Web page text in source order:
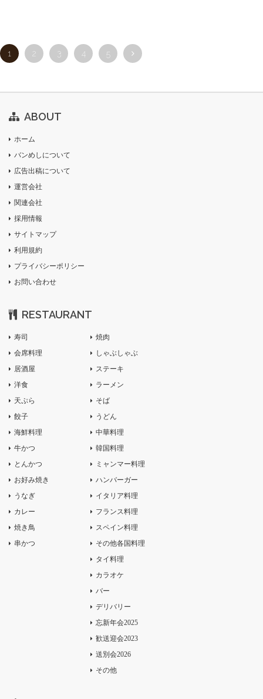
1 2 3 4 5
ABOUT
ホーム
バンめしについて
広告出稿について
運営会社
関連会社
採用情報
サイトマップ
利用規約
プライバシーポリシー
お問い合わせ
RESTAURANT
寿司
会席料理
居酒屋
洋食
天ぷら
餃子
海鮮料理
牛かつ
とんかつ
お好み焼き
うなぎ
カレー
焼き鳥
串かつ
焼肉
しゃぶしゃぶ
ステーキ
ラーメン
そば
うどん
中華料理
韓国料理
ミャンマー料理
ハンバーガー
イタリア料理
フランス料理
スペイン料理
その他各国料理
タイ料理
カラオケ
バー
デリバリー
忘新年会2025
歓送迎会2023
送別会2026
その他